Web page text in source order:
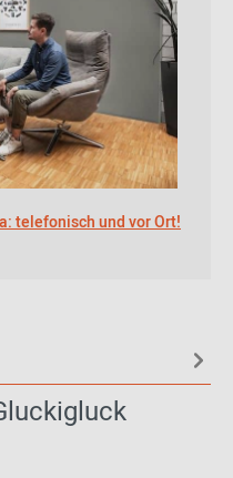
telefonisch und vor Ort!